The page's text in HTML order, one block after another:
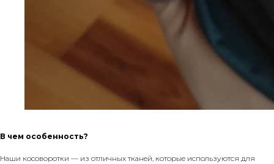
В чем особенность?
Наши косоворотки — из отличных тканей, которые используются для